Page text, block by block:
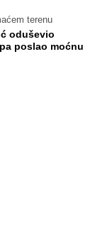
terenu
oduševio
poslao moćnu